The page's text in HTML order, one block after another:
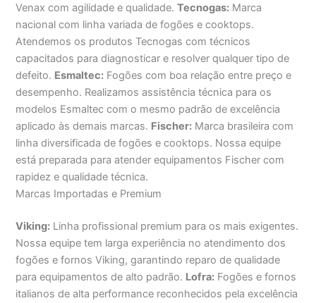
Venax com agilidade e qualidade.Tecnogas: Marca
nacional com linha variada de fogões e cooktops.
Atendemos os produtos Tecnogas com técnicos
capacitados para diagnosticar e resolver qualquer tipo de
defeito. Esmaltec: Fogões com boa relação entre preço e
desempenho. Realizamos assistência técnica para os
modelos Esmaltec com o mesmo padrão de excelência
aplicado às demais marcas. Fischer: Marca brasileira com
linha diversificada de fogões e cooktops. Nossa equipe
está preparada para atender equipamentos Fischer com
rapidez e qualidade técnica.
Marcas Importadas e Premium
Viking: Linha profissional premium para os mais exigentes.
Nossa equipe tem larga experiência no atendimento dos
fogões e fornos Viking, garantindo reparo de qualidade
para equipamentos de alto padrão. Lofra: Fogões e fornos
italianos de alta performance reconhecidos pela excelência